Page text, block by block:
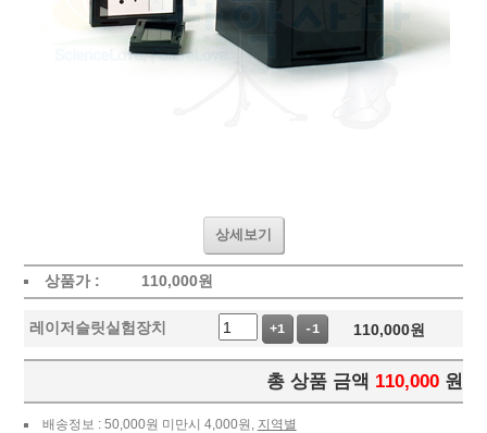
상세보기
상품가 : 110,000원
레이저슬릿실험장치 +1 -1 110,000원
총 상품 금액 110,000 원
배송정보 : 50,000원 미만시 4,000원, 지역별